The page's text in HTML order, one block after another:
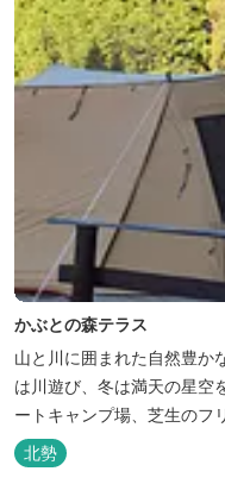
かぶとの森テラス
山と川に囲まれた自然豊か
は川遊び、冬は満天の星空を楽しむ
ートキャンプ場、芝生のフ
類のキャンプ場があり、豊
しむ事ができます。 テント泊が苦手な方や、小さなお子様連れの方
北勢